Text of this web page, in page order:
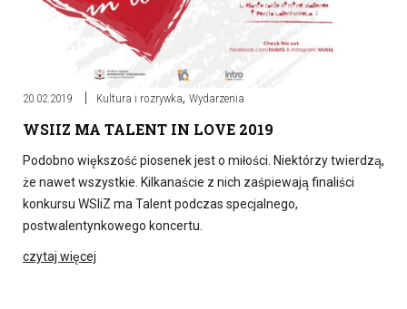
20.02.2019 Kultura i rozrywka, Wydarzenia
WSIIZ MA TALENT IN LOVE 2019
Podobno większość piosenek jest o miłości. Niektórzy twierdzą,
że nawet wszystkie. Kilkanaście z nich zaśpiewają finaliści
konkursu WSIiZ ma Talent podczas specjalnego,
postwalentynkowego koncertu.
czytaj więcej